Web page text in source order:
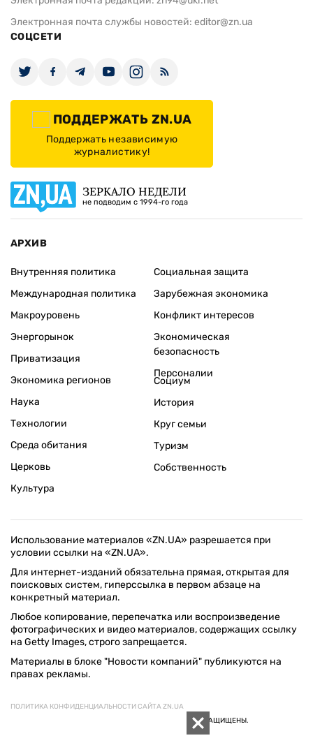
Электронная почта службы новостей: editor@zn.ua
СОЦСЕТИ
ПОДДЕРЖАТЬ ZN.UA
Поддержать независимую
журналистику!
ЗЕРКАЛО НЕДЕЛИ
не подводим с 1994-го года
АРХИВ
Внутренняя политика
Международная политика
Макроуровень
Энергорынок
Приватизация
Экономика регионов
Социальная защита
Зарубежная экономика
Конфликт интересов
Экономическая
безопасность
Персоналии
Наука
Технологии
Среда обитания
Церковь
Культура
Социум
История
Круг семьи
Туризм
Собственность
Использование материалов «ZN.UA» разрешается при
условии ссылки на «ZN.UA».
Для интернет-изданий обязательна прямая, открытая для
поисковых систем, гиперссылка в первом абзаце на
конкретный материал.
Любое копирование, перепечатка или воспроизведение
фотографических и видео материалов, содержащих ссылку
на Getty Images, строго запрещается.
Материалы в блоке "Новости компаний" публикуются на
правах рекламы.
ПОЛИТИКА КОНФИДЕНЦИАЛЬНОСТИ САЙТА ZN.UA
© 1994–2026 «ЗЕРКАЛО НЕДЕЛИ. УКРАИНА». ВСЕ ПРАВА ЗАЩИЩЕНЫ.